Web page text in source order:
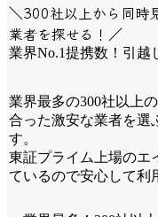
＼300社以上から同時
業者を探せる！／
業界No.1提携数！引越
業界最多の300社以上
合った激安な業者を選
す。
東証プライム上場のエ
ているので安心して利